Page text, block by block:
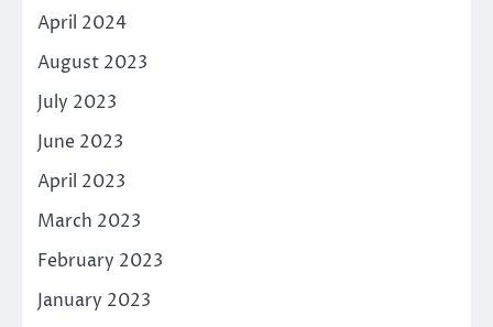
April 2024
August 2023
July 2023
June 2023
April 2023
March 2023
February 2023
January 2023